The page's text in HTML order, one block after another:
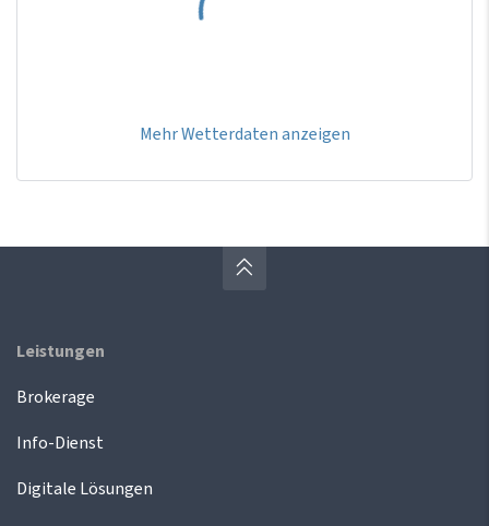
Mehr Wetterdaten anzeigen
Leistungen
Brokerage
Info-Dienst
Digitale Lösungen